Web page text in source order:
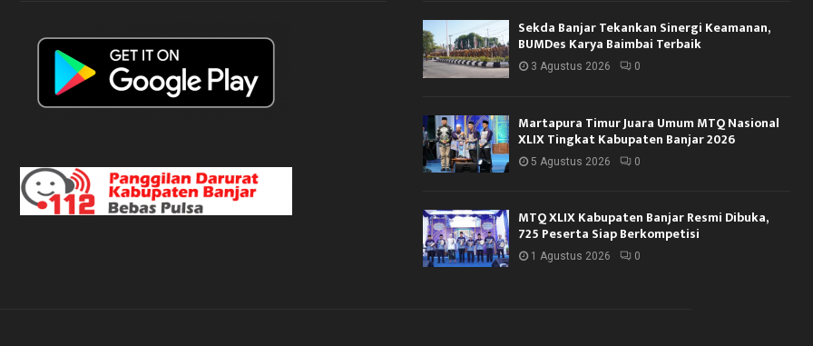
Sekda Banjar Tekankan Sinergi Keamanan,
BUMDes Karya Baimbai Terbaik
3 Agustus 2026 0
Martapura Timur Juara Umum MTQ Nasional
XLIX Tingkat Kabupaten Banjar 2026
5 Agustus 2026 0
MTQ XLIX Kabupaten Banjar Resmi Dibuka,
725 Peserta Siap Berkompetisi
1 Agustus 2026 0